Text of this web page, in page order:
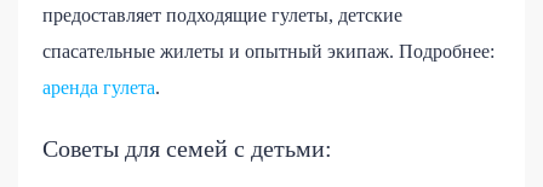
предоставляет подходящие гулеты, детские
спасательные жилеты и опытный экипаж. Подробнее:
аренда гулета.
Советы для семей с детьми: